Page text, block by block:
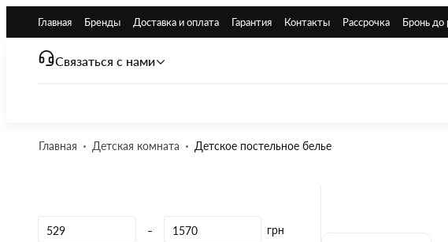
Главная Бренды Доставка и оплата Гарантия Контакты Рассрочка Бронь до
Связаться с нами
Главная Детская комната Детское постельное белье
- грн